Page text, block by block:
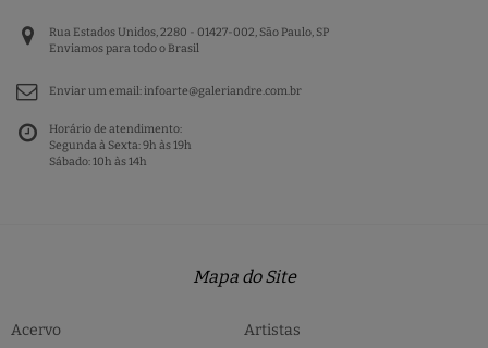
Rua Estados Unidos, 2280 - 01427-002, São Paulo, SP
Enviamos para todo o Brasil
Enviar um email:infoarte@galeriandre.com.br
Horário de atendimento:
Segunda à Sexta: 9h às 19h
Sábado: 10h às 14h
Mapa do Site
Acervo
Artistas